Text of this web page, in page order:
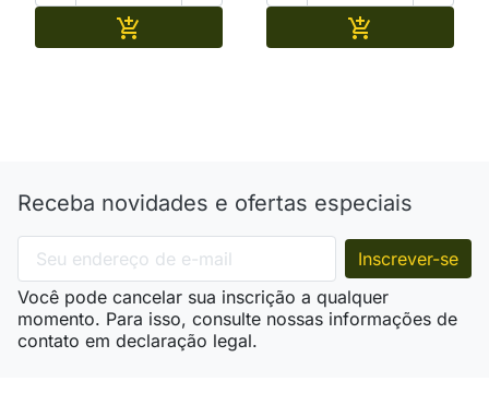
 
Receba novidades e ofertas especiais
Você pode cancelar sua inscrição a qualquer
momento. Para isso, consulte nossas informações de
contato em declaração legal.